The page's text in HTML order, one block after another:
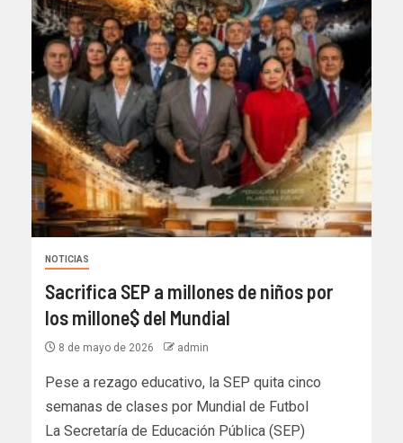
NOTICIAS
Sacrifica SEP a millones de niños por
los millone$ del Mundial
8 de mayo de 2026 admin
Pese a rezago educativo, la SEP quita cinco
semanas de clases por Mundial de Futbol
La Secretaría de Educación Pública (SEP)